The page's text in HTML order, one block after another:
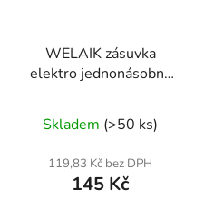
WELAIK zásuvka
elektro jednonásobná
Skladem (>50 ks)
119,83 Kč bez DPH
145 Kč